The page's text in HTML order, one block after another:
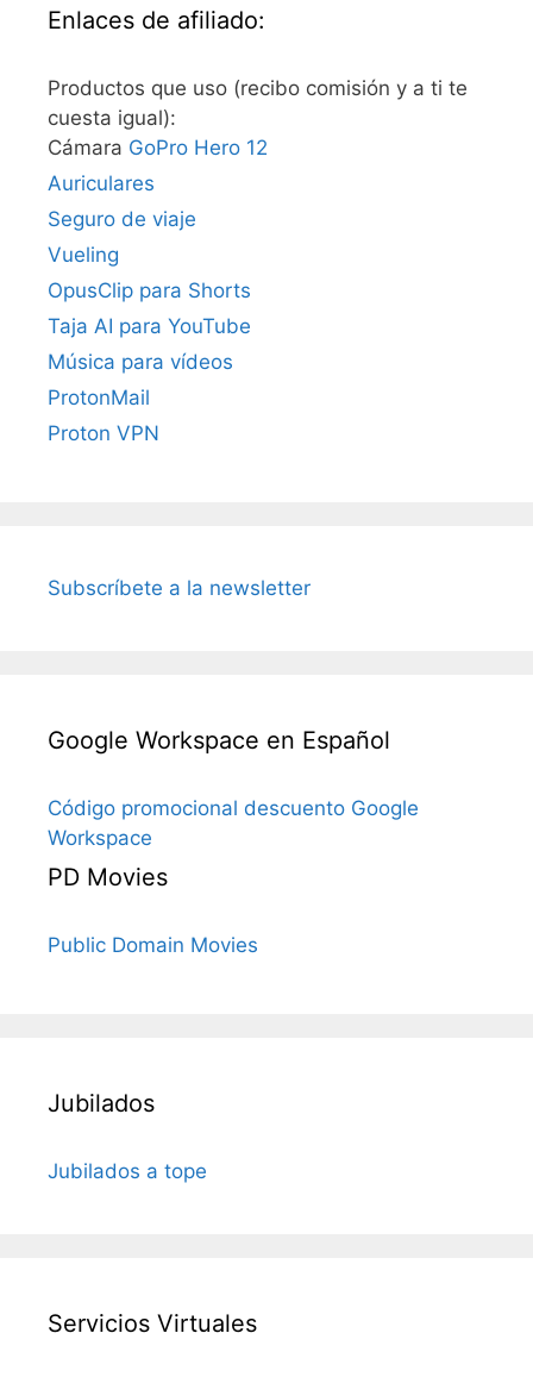
Enlaces de afiliado:
Productos que uso (recibo comisión y a ti te
cuesta igual):
Cámara GoPro Hero 12
Auriculares
Seguro de viaje
Vueling
OpusClip para Shorts
Taja AI para YouTube
Música para vídeos
ProtonMail
Proton VPN
Subscríbete a la newsletter
Google Workspace en Español
Código promocional descuento Google
Workspace
PD Movies
Public Domain Movies
Jubilados
Jubilados a tope
Servicios Virtuales